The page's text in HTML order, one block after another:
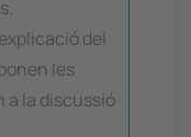
del
les
a la discussió